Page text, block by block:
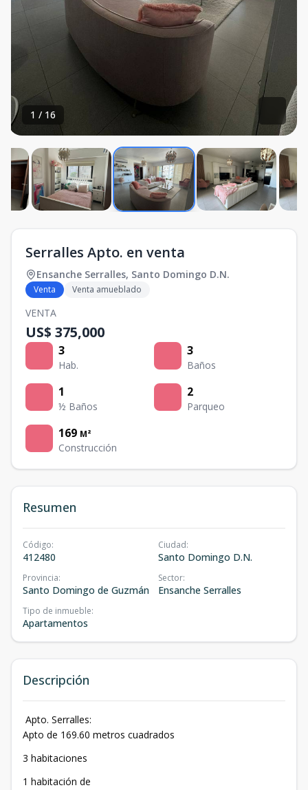
1 / 16
Serralles Apto. en venta
Ensanche Serralles, Santo Domingo D.N.
Venta Venta amueblado
VENTA
US$ 375,000
3
Hab.
3
Baños
1
½ Baños
2
Parqueo
169 M²
Construcción
Resumen
Código:
412480
Ciudad:
Santo Domingo D.N.
Provincia:
Santo Domingo de Guzmán
Sector:
Ensanche Serralles
Tipo de inmueble:
Apartamentos
Descripción
Apto. Serralles:
Apto de 169.60 metros cuadrados
3 habitaciones
1 habitación de